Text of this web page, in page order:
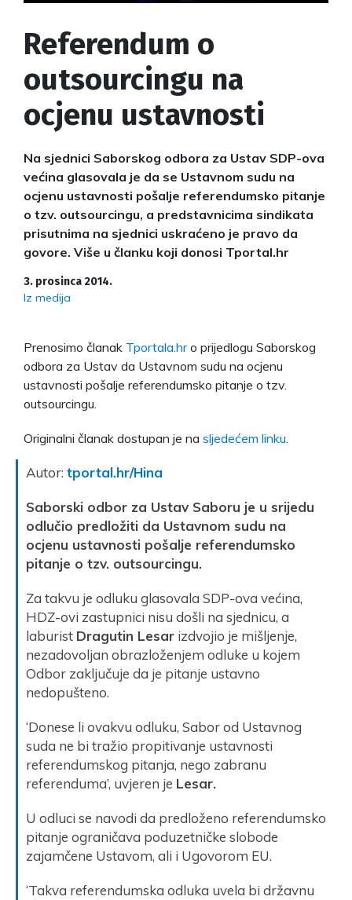
Referendum o
outsourcingu na
ocjenu ustavnosti
Na sjednici Saborskog odbora za Ustav SDP-ova
većina glasovala je da se Ustavnom sudu na
ocjenu ustavnosti pošalje referendumsko pitanje
o tzv. outsourcingu, a predstavnicima sindikata
prisutnima na sjednici uskraćeno je pravo da
govore. Više u članku koji donosi Tportal.hr
3. prosinca 2014.
Iz medija
Prenosimo članak Tportala.hro prijedlogu Saborskog
odbora za Ustav da Ustavnom sudu na ocjenu
ustavnosti pošalje referendumsko pitanje o tzv.
outsourcingu.
Originalni članak dostupan je na sljedećem linku.
Autor: tportal.hr/Hina
Saborski odbor za Ustav Saboru je u srijedu
odlučio predložiti da Ustavnom sudu na
ocjenu ustavnosti pošalje referendumsko
pitanje o tzv. outsourcingu.
Za takvu je odluku glasovala SDP-ova većina,
HDZ-ovi zastupnici nisu došli na sjednicu, a
laburist Dragutin Lesar izdvojio je mišljenje,
nezadovoljan obrazloženjem odluke u kojem
Odbor zaključuje da je pitanje ustavno
nedopušteno.
‘Donese li ovakvu odluku, Sabor od Ustavnog
suda ne bi tražio propitivanje ustavnosti
referendumskog pitanja, nego zabranu
referenduma’, uvjeren je Lesar.
U odluci se navodi da predloženo referendumsko
pitanje ograničava poduzetničke slobode
zajamčene Ustavom, ali i Ugovorom EU.
‘Takva referendumska odluka uvela bi državnu